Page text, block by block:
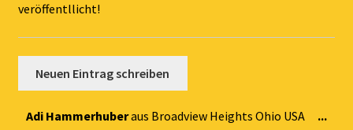
Kontakt
Gästebuch
veröffentllicht!
Adi Hammerhuberaus Broadview Heights Ohio USA
...